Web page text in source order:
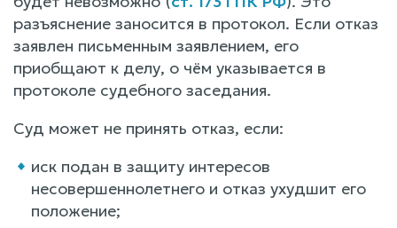
разъяснение заносится в протокол. Если отказ
заявлен письменным заявлением, его
приобщают к делу, о чём указывается в
протоколе судебного заседания.
Суд может не принять отказ, если:
иск подан в защиту интересов
несовершеннолетнего и отказ ухудшит его
положение;